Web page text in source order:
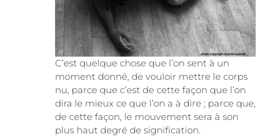
C’est quelque chose que l’on sent à un
moment donné, de vouloir mettre le corps
nu, parce que c’est de cette façon que l’on
dira le mieux ce que l’on a à dire ; parce que,
de cette façon, le mouvement sera à son
plus haut degré de signification.